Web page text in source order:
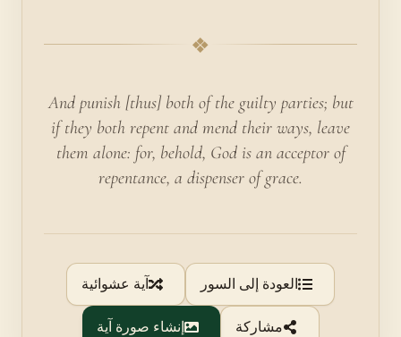
❖
And punish [thus] both of the guilty parties; but
if they both repent and mend their ways, leave
them alone: for, behold, God is an acceptor of
repentance, a dispenser of grace.
العودة إلى السور آية عشوائية
مشاركة إنشاء صورة آية